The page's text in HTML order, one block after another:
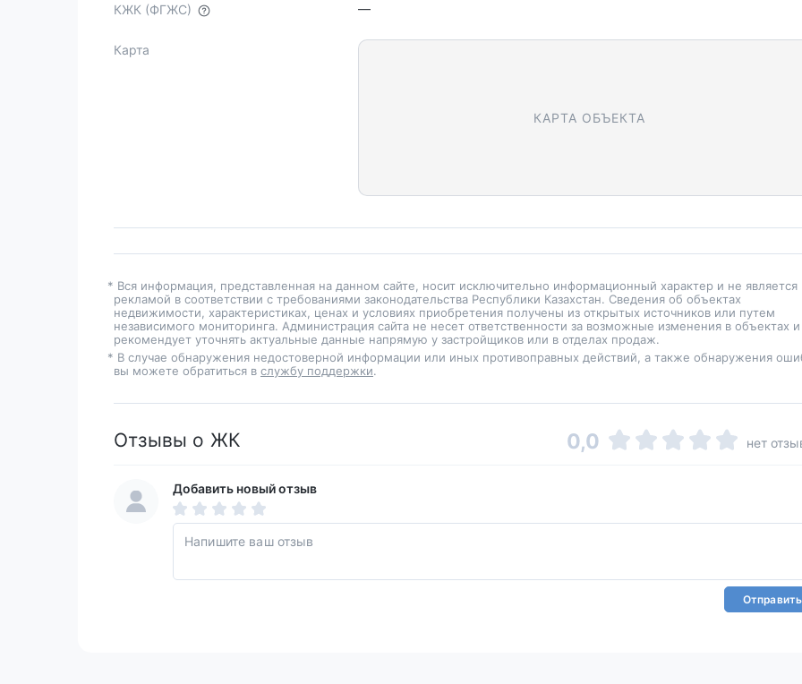
КЖК (ФГЖС) —
Карта
КАРТА ОБЪЕКТА
* Вся информация, представленная на данном сайте, носит исключительно информационный характер и не является
рекламой в соответствии с требованиями законодательства Республики Казахстан. Сведения об объектах
недвижимости, характеристиках, ценах и условиях приобретения получены из открытых источников или путем
независимого мониторинга. Администрация сайта не несет ответственности за возможные изменения в объектах и
рекомендует уточнять актуальные данные напрямую у застройщиков или в отделах продаж.
* В случае обнаружения недостоверной информации или иных противоправных действий, а также обнаружения
вы можете обратиться в службу поддержки.
Отзывы о ЖК 0,0 нет
Добавить новый отзыв
Отправить